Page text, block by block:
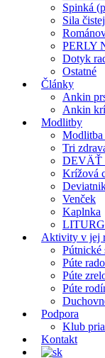
Spinká
Sila
PERLY
Dotyk
Ostatné
Články
Ankin
Ankin
Modlitby
Modlitba
Tri
DEVÄŤ
Krížová
Venček
Kaplnka
Aktivity v jej
Pútnické
Púte
Púte
Púte
Podpora
Klub
Kontakt